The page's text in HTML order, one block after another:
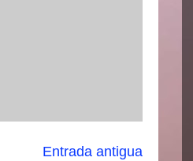
Entrada antigua